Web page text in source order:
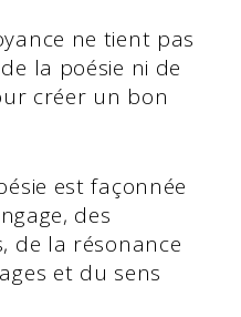
ne tient pas
la poésie ni de
créer un bon
est façonnée
des
de la résonance
et du sens